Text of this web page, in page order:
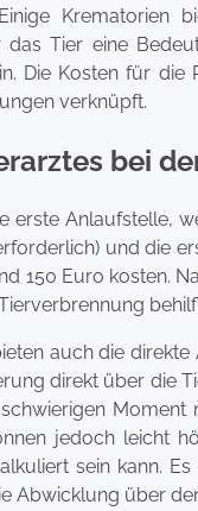
Tier eine
Die Kosten für
verknüpft.
bei
erste Anlaufstelle,
und die
150 Euro kosten.
auch die
direkt über die
jedoch leicht
sein kann.
Abwicklung über